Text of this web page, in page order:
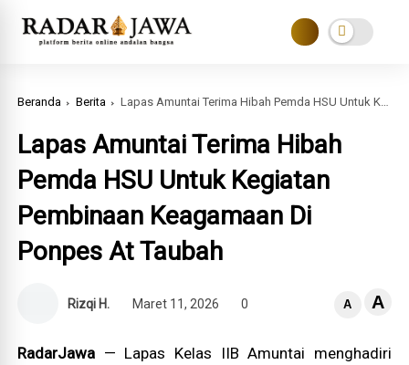
Beranda Berita Lapas Amuntai Terima Hibah Pemda HSU Untuk Kegiatan Pembinaan Keagamaan Di Ponpes At Taubah
Lapas Amuntai Terima Hibah
Pemda HSU Untuk Kegiatan
Pembinaan Keagamaan Di
Ponpes At Taubah
Rizqi H. Maret 11, 2026 0 A A
RadarJawa — Lapas Kelas IIB Amuntai menghadiri